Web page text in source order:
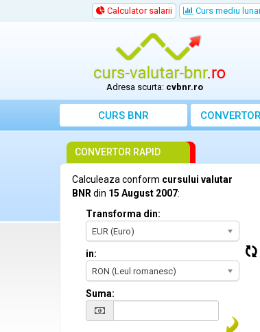
Calculator salarii Curs mediu
Adresa scurta: cvbnr.ro
CURS BNR
CONVERTOR RAPID
Calculeaza conform cursului valutar
BNR din 15 August 2007:
Transforma din:
EUR (Euro)
in:
RON (Leul romanesc)
Suma: